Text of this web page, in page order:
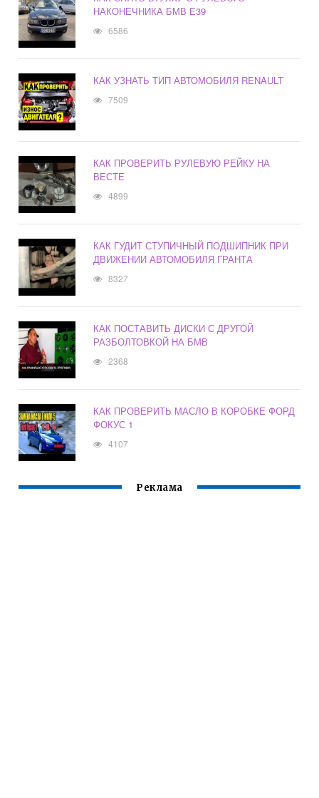
НАКОНЕЧНИКА БМВ Е39
6586
КАК УЗНАТЬ ТИП АВТОМОБИЛЯ RENAULT
7509
КАК ПРОВЕРИТЬ РУЛЕВУЮ РЕЙКУ НА
ВЕСТЕ
4899
КАК ГУДИТ СТУПИЧНЫЙ ПОДШИПНИК ПРИ
ДВИЖЕНИИ АВТОМОБИЛЯ ГРАНТА
8327
КАК ПОСТАВИТЬ ДИСКИ С ДРУГОЙ
РАЗБОЛТОВКОЙ НА БМВ
2368
КАК ПРОВЕРИТЬ МАСЛО В КОРОБКЕ ФОРД
ФОКУС 1
4107
Реклама